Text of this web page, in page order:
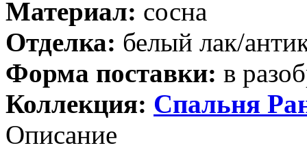
Материал: сосна
Отделка: белый лак/
Форма поставки: в
Коллекция: Спальня
Описание